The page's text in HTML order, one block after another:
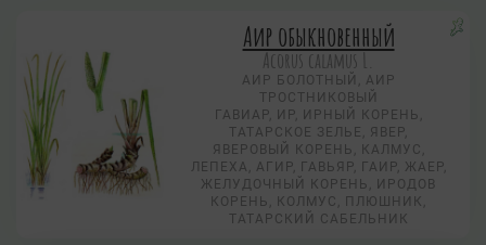
Аир обыкновенный
Acorus calamus L.
АИР БОЛОТНЫЙ, АИР
ТРОСТНИКОВЫЙ
ГАВИАР, ИР, ИРНЫЙ КОРЕНЬ,
ТАТАРСКОЕ ЗЕЛЬЕ, ЯВЕР,
ЯВЕРОВЫЙ КОРЕНЬ, КАЛМУС,
ЛЕПЕХА, АГИР, ГАВЬЯР, ГАИР, ЖАЕР,
ЖЕЛУДОЧНЫЙ КОРЕНЬ, ИРОДОВ
КОРЕНЬ, КОЛМУС, ПЛЮШНИК,
ТАТАРСКИЙ САБЕЛЬНИК